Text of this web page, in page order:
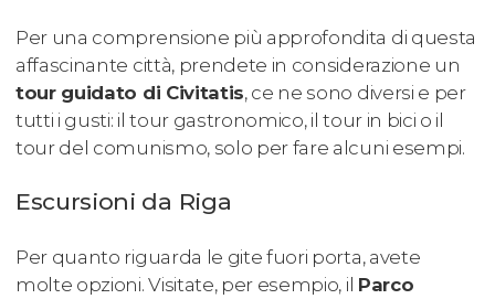
Per una comprensione più approfondita di questa
affascinante città, prendete in considerazione un
tour guidato di Civitatis, ce ne sono diversi e per
tutti i gusti: il tour gastronomico, il tour in bici o il
tour del comunismo, solo per fare alcuni esempi.
Escursioni da Riga
Per quanto riguarda le gite fuori porta, avete
molte opzioni. Visitate, per esempio, il Parco